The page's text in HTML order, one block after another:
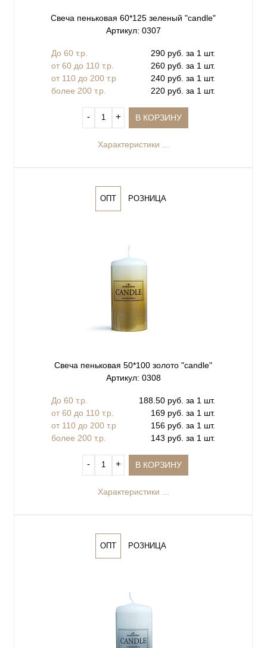
Свеча пеньковая 60*125 зеленый "сandle"
Артикул: 0307
До 60 т.р.
290 руб. за 1 шт.
от 60 до 110 т.р.
260 руб. за 1 шт.
от 110 до 200 т.р
240 руб. за 1 шт.
более 200 т.р.
220 руб. за 1 шт.
‐ + В КОРЗИНУ
Характеристики ...
ОПТ РОЗНИЦА
Свеча пеньковая 50*100 золото "сandle"
Артикул: 0308
До 60 т.р.
188.50 руб. за 1 шт.
от 60 до 110 т.р.
169 руб. за 1 шт.
от 110 до 200 т.р
156 руб. за 1 шт.
более 200 т.р.
143 руб. за 1 шт.
‐ + В КОРЗИНУ
Характеристики ...
ОПТ РОЗНИЦА